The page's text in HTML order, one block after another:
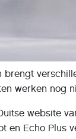
brengt
werken nog
website
en Echo Plus